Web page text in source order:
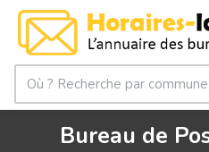
Bureau de